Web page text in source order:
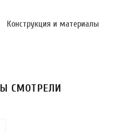
Конструкция и материалы
СМОТРЕЛИ